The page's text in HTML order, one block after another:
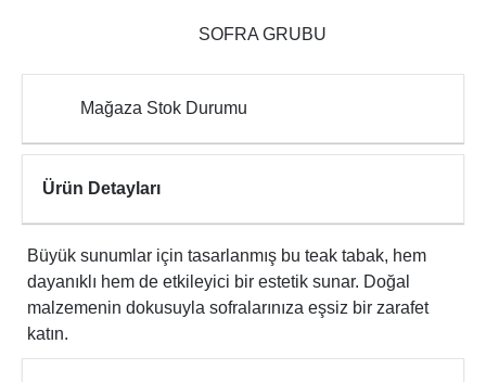
SOFRA GRUBU
Mağaza Stok Durumu
Ürün Detayları
Büyük sunumlar için tasarlanmış bu teak tabak, hem
dayanıklı hem de etkileyici bir estetik sunar. Doğal
malzemenin dokusuyla sofralarınıza eşsiz bir zarafet
katın.